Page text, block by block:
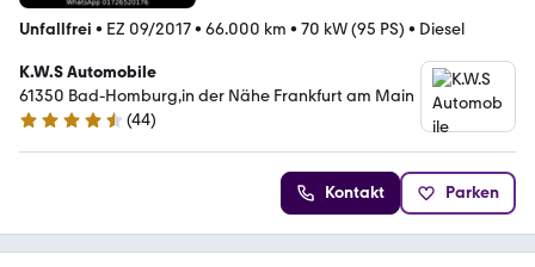
Unfallfrei • EZ 09/2017• 66.000 km • 70 kW (95 PS) • Diesel
K.W.S Automobile
61350 Bad-Homburg,in der Nähe Frankfurt am Main
4.5 Sterne
(44)
Kontakt Parken